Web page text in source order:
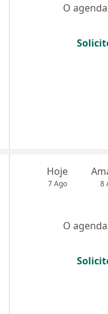
O
Hoje
7 Ago 8
O